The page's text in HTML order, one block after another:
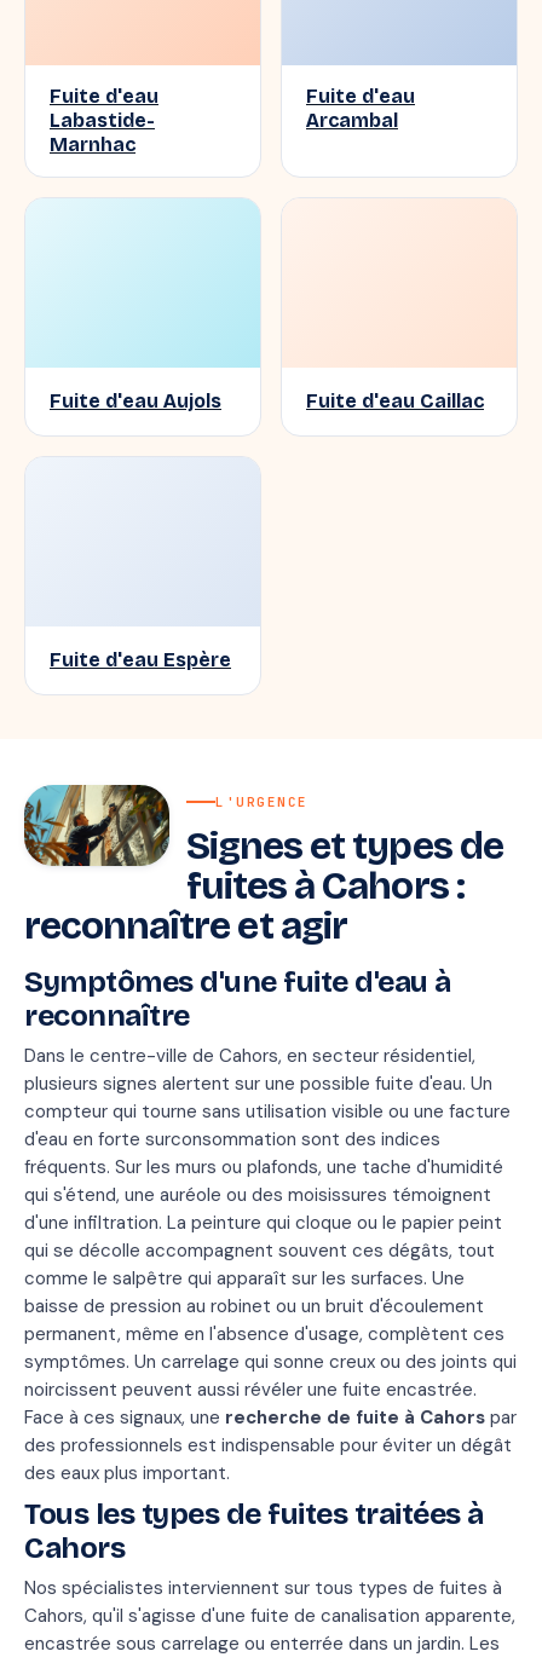
Fuite d'eau
Labastide-
Marnhac
Fuite d'eau
Arcambal
Fuite d'eau Aujols Fuite d'eau Caillac
Fuite d'eau Espère
L'URGENCE
Signes et types de
fuites à Cahors :
reconnaître et agir
Symptômes d'une fuite d'eau à
reconnaître
Dans le centre-ville de Cahors, en secteur résidentiel,
plusieurs signes alertent sur une possible fuite d'eau. Un
compteur qui tourne sans utilisation visible ou une facture
d'eau en forte surconsommation sont des indices
fréquents. Sur les murs ou plafonds, une tache d'humidité
qui s'étend, une auréole ou des moisissures témoignent
d'une infiltration. La peinture qui cloque ou le papier peint
qui se décolle accompagnent souvent ces dégâts, tout
comme le salpêtre qui apparaît sur les surfaces. Une
baisse de pression au robinet ou un bruit d'écoulement
permanent, même en l'absence d'usage, complètent ces
symptômes. Un carrelage qui sonne creux ou des joints qui
noircissent peuvent aussi révéler une fuite encastrée.
Face à ces signaux, une recherche de fuite à Cahors par
des professionnels est indispensable pour éviter un dégât
des eaux plus important.
Tous les types de fuites traitées à
Cahors
Nos spécialistes interviennent sur tous types de fuites à
Cahors, qu'il s'agisse d'une fuite de canalisation apparente,
encastrée sous carrelage ou enterrée dans un jardin. Les